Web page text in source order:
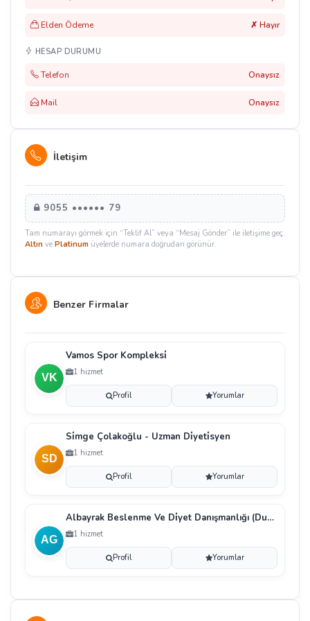
Elden Ödeme ✗ Hayır
HESAP DURUMU
Telefon Onaysız
Mail Onaysız
İletişim
9055 •••••• 79
Tam numarayı görmek için “Teklif Al” veya “Mesaj Gönder” ile iletişime geç.
Altın ve Platinum üyelerde numara doğrudan görünür.
Benzer Firmalar
Vamos Spor Kompleksi̇
1 hizmet
Profil Yorumlar
Si̇mge Çolakoğlu - Uzman Di̇yeti̇syen
1 hizmet
Profil Yorumlar
Albayrak Beslenme Ve Di̇yet Danışmanlığı (Duygu Gi̇z
1 hizmet
Profil Yorumlar